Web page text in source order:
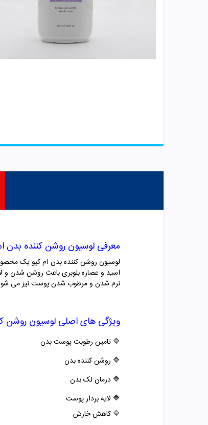
معرفی لوسیون روشن کننده بدن
لوسیون روشن کننده بدن ام کیو یک
اسید و عصاره بلوبری باعث روشن شدن
نرم شدن و مرطوب شدن پوست نیز می
ویژگی های اصلی لوسیون روشن
🔷 تامین رطوبت پوست بدن
🔷 روشن کننده بدن
🔷 درمان لک بدن
🔷 لایه بردار پوست
🔷 کاهش خارش